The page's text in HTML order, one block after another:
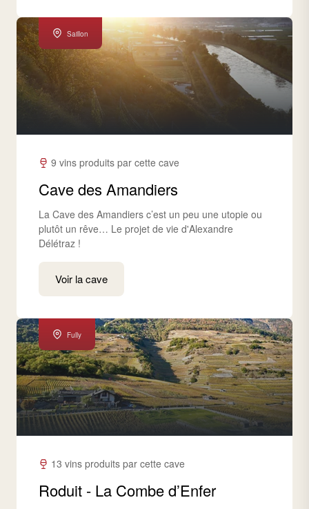
Saillon
9 vins produits par cette cave
Cave des Amandiers
La Cave des Amandiers c’est un peu une utopie ou
plutôt un rêve… Le projet de vie d'Alexandre
Délétraz !
Voir la cave
Fully
13 vins produits par cette cave
Roduit - La Combe d’Enfer